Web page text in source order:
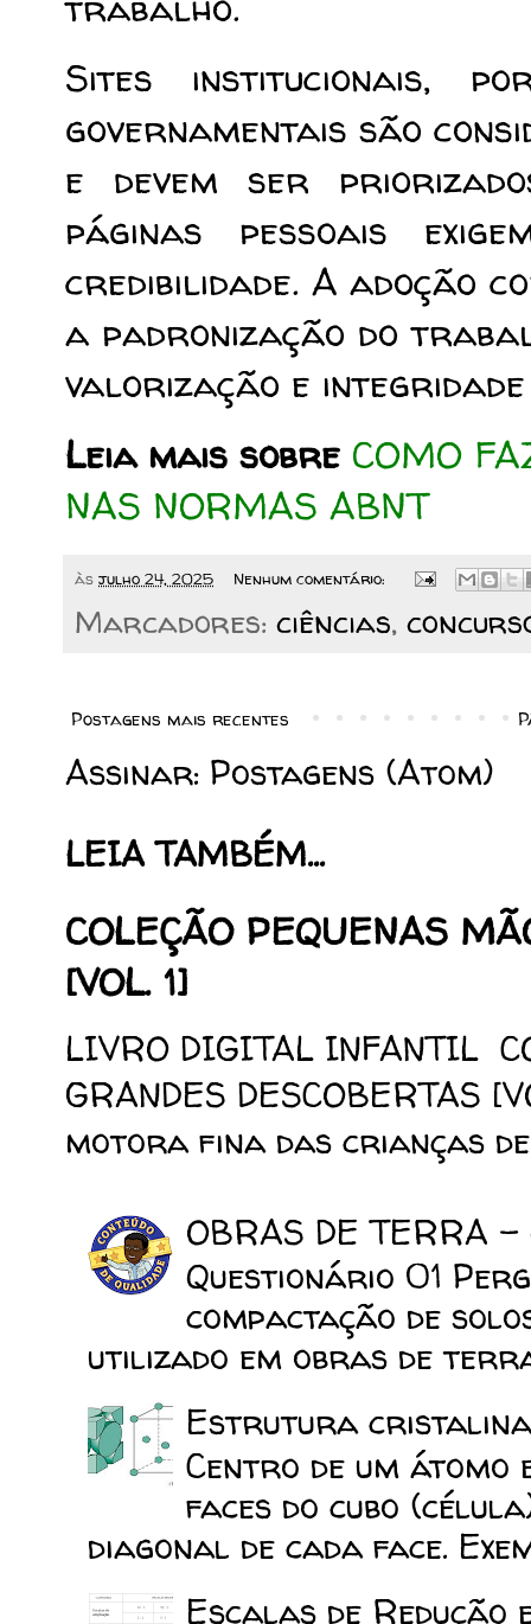
Sites institucionais,
governamentais são
e devem ser
páginas pessoais
credibilidade. A adoção
a padronização do
valorização e
Leia mais sobre COMO
NAS NORMAS ABNT
às julho 24, 2025 Nenhum comentário:
Marcadores: ciências,
Postagens mais recentes
Assinar: Postagens (Atom)
LEIA TAMBÉM...
COLEÇÃO PEQUENAS
[VOL. 1]
LIVRO DIGITAL INFANTIL
GRANDES DESCOBERTAS
motora fina das crianças
OBRAS DE TERRA -
Questionário 01
compactação de
utilizado em obras de
Estrutura cristalina
Centro de um átomo
faces do cubo
diagonal de cada face.
Escalas de